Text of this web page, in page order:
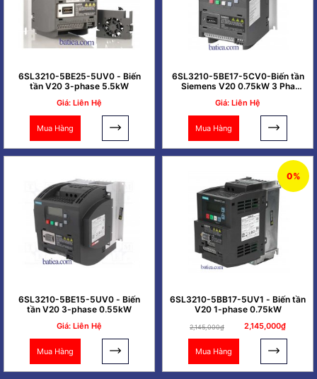
6SL3210-5BE25-5UV0 - Biến
tần V20 3-phase 5.5kW
Giá: Liên Hệ
Mua Hàng
6SL3210-5BE17-5CV0-Biến tần
Siemens V20 0.75kW 3 Pha
Giá: Liên Hệ
Mua Hàng
6SL3210-5BE15-5UV0 - Biến
tần V20 3-phase 0.55kW
Giá: Liên Hệ
Mua Hàng
0%
6SL3210-5BB17-5UV1 - Biến tần
V20 1-phase 0.75kW
2,145,000₫ 2,145,000₫
Mua Hàng